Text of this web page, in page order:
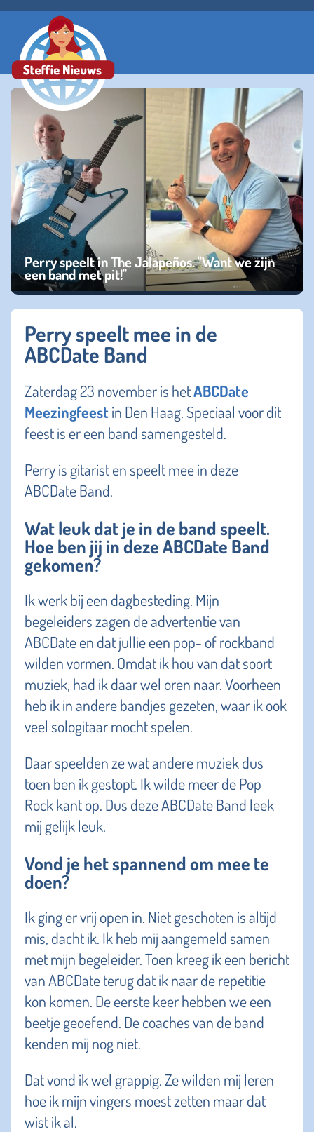
Perry speelt in The Jalapeños. "Want we zijn
een band met pit!"
Perry speelt mee in de
ABCDate Band
Zaterdag 23 november is hetABCDate
Meezingfeestin Den Haag. Speciaal voor dit
feest is er een band samengesteld.
Perry is gitarist en speelt mee in deze
ABCDate Band.
Wat leuk dat je in de band speelt.
Hoe ben jij in deze ABCDate Band
gekomen?
Ik werk bij een dagbesteding. Mijn
begeleiders zagen de advertentie van
ABCDate en dat jullie een pop- of rockband
wilden vormen. Omdat ik hou van dat soort
muziek, had ik daar wel oren naar. Voorheen
heb ik in andere bandjes gezeten, waar ik ook
veel sologitaar mocht spelen.
Daar speelden ze wat andere muziek dus
toen ben ik gestopt. Ik wilde meer de Pop
Rock kant op. Dus deze ABCDate Band leek
mij gelijk leuk.
Vond je het spannend om mee te
doen?
Ik ging er vrij open in. Niet geschoten is altijd
mis, dacht ik. Ik heb mij aangemeld samen
met mijn begeleider. Toen kreeg ik een bericht
van ABCDate terug dat ik naar de repetitie
kon komen. De eerste keer hebben we een
beetje geoefend. De coaches van de band
kenden mij nog niet.
Dat vond ik wel grappig. Ze wilden mij leren
hoe ik mijn vingers moest zetten maar dat
wist ik al.